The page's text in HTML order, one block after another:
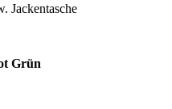
Jackentasche
Grün